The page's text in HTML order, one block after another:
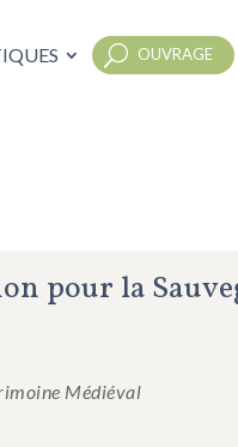
OUVRAGE
pour la
Médiéval